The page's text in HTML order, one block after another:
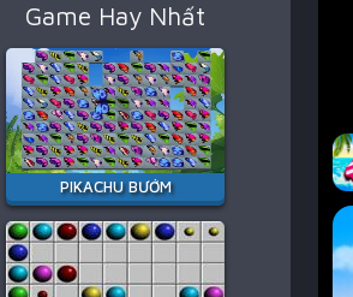
Game Hay Nhất
PIKACHU BƯỚM